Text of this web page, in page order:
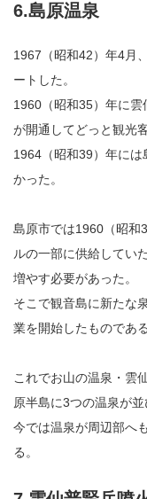
6.島原温泉
1967（昭和42）年4月
ートした。
1960（昭和35）年に
が開通してどっと観光
1964（昭和39）年に
かった。
島原市では1960（昭和
ルの一部に供給してい
増やす必要があった。
そこで観音島に新たな
業を開始したものである
これでお山の温泉・雲
原半島に3つの温泉が
今では温泉が周辺部へ
る。